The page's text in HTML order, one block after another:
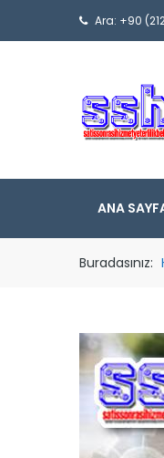
Ara: +90
ANA
Buradasınız: